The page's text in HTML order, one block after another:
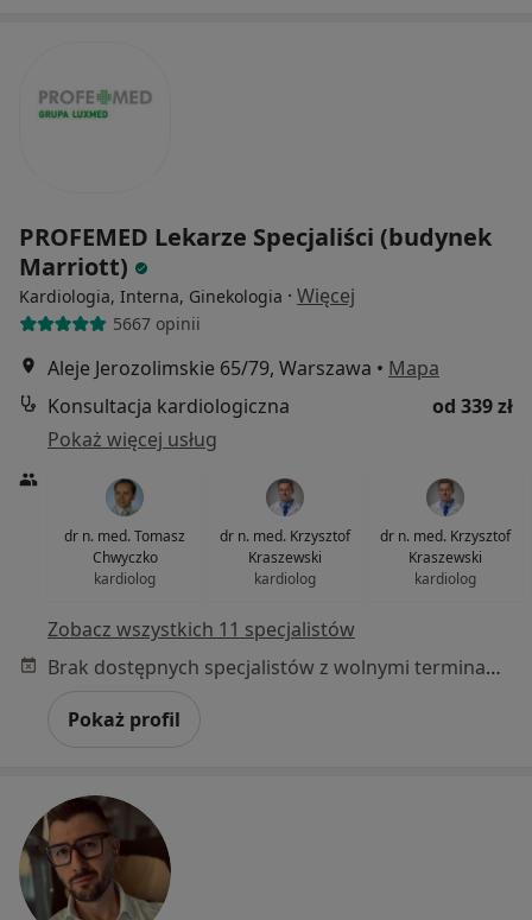
PROFEMED Lekarze Specjaliści (budynek
Marriott)
Kardiologia, Interna, Ginekologia · Więcej
5667 opinii
Aleje Jerozolimskie 65/79, Warszawa • Mapa
Konsultacja kardiologiczna
od 339 zł
Pokaż więcej usług
dr n. med. Tomasz
Chwyczko
kardiolog
dr n. med. Krzysztof
Kraszewski
kardiolog
dr n. med. Krzysztof
Kraszewski
kardiolog
Zobacz wszystkich 11 specjalistów
Brak dostępnych specjalistów z wolnymi terminami w tym centrum medycznym.
Pokaż profil